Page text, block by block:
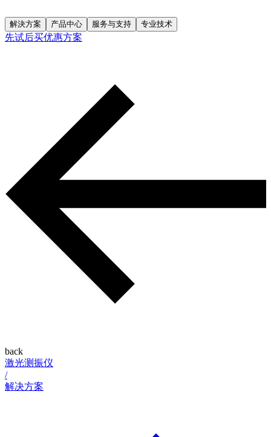
解決方案 产品中心 服务与支持 专业技术
先试后买优惠方案
back
激光测振仪
/
解决方案